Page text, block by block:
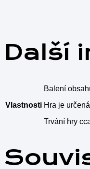
Další
Vlastnosti
Balení
Hra je
Trvání hry